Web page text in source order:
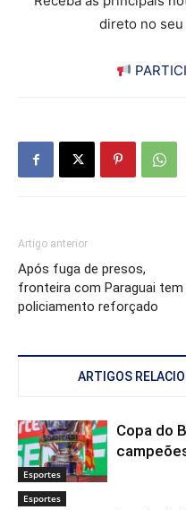
direto no seu
Artigo anterior
Após fuga de presos,
fronteira com Paraguai tem
policiamento reforçado
ARTIGOS
Esportes
Copa do
Esportes